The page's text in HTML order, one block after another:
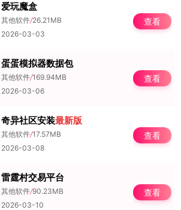
爱玩魔盒
其他软件/26.21MB
2026-03-03
查看
蛋蛋模拟器数据包
其他软件/169.94MB
2026-03-06
查看
奇异社区安装最新版
其他软件/17.57MB
2026-03-08
查看
雷霆村交易平台
其他软件/90.23MB
2026-03-10
查看